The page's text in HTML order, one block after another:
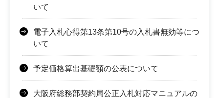
いて
電子入札心得第13条第10号の入札書無効等につ
いて
予定価格算出基礎額の公表について
大阪府総務部契約局公正入札対応マニュアルの